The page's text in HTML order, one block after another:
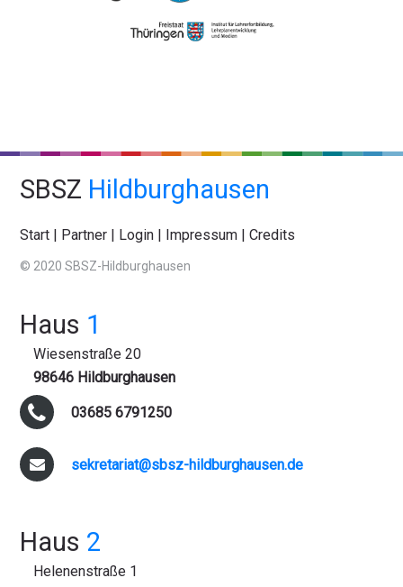
SBSZ Hildburghausen
Start | Partner | Login | Impressum |Credits
© 2020 SBSZ-Hildburghausen
Haus 1
Wiesenstraße 20
98646 Hildburghausen
03685 6791250
sekretariat@sbsz-hildburghausen.de
Haus 2
Helenenstraße 1